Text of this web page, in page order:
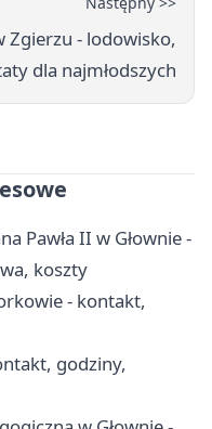
Zgierzu - lodowisko,
dla najmłodszych
Pawła II w Głownie -
koszty
- kontakt,
godziny,